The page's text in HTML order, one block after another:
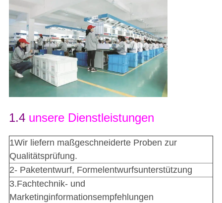
1.4 unsere Dienstleistungen
1Wir liefern maßgeschneiderte Proben zur
Qualitätsprüfung.
2- Paketentwurf, Formelentwurfsunterstützung
3.Fachtechnik- und
Marketinginformationsempfehlungen